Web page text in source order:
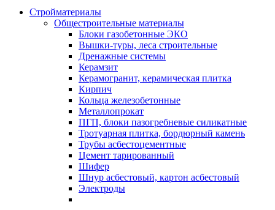
Стройматериалы
Oбщестроительные материалы
Блоки газобетонные ЭКО
Вышки-туры, леса строительные
Дренажные системы
Керамзит
Керамогранит, керамическая плитка
Кирпич
Кольца железобетонные
Металлопрокат
ПГП, блоки пазогребневые силикатные
Тротуарная плитка, бордюрный камень
Трубы асбестоцементные
Цемент тарированный
Шифер
Шнур асбестовый, картон асбестовый
Электроды